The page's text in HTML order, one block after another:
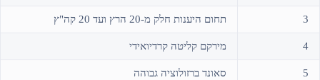
3 תחום היענות חלק מ-20 הרץ ועד 20 קה"ץ
4 מירקם קליטה קרדיואידי
5 סאונד ברזולוציה גבוהה